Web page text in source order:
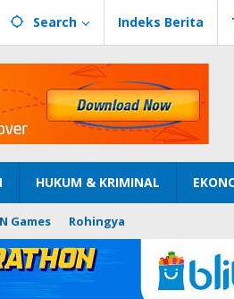
Search Indeks Berita
HUKUM & KRIMINAL
Games Rohingya